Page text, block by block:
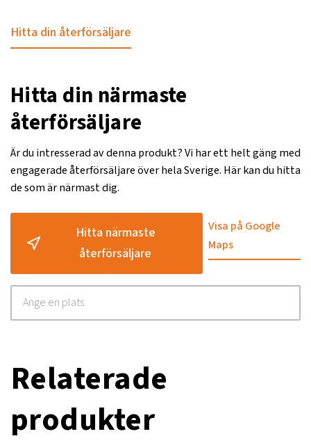
Hitta din återförsäljare
Hitta din närmaste
återförsäljare
Är du intresserad av denna produkt? Vi har ett helt gäng med
engagerade återförsäljare över hela Sverige. Här kan du hitta
de som är närmast dig.
Hitta närmaste
återförsäljare
Visa på Google
Maps
Relaterade
produkter